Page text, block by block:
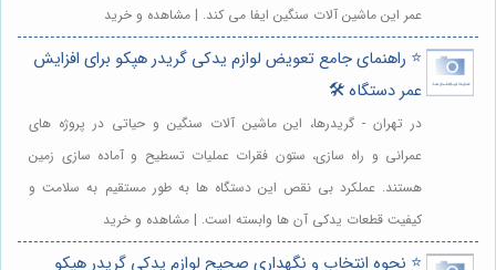
عمر این ماشین آلات سنگین ایفا می کند. | مشاهده و خرید
⭐️ راهنمای جامع تعویض لوازم یدکی گریدر هپکو برای افزایش
عمر دستگاه 🛠️
در تهران - گریدرها، این ماشین آلات سنگین و حیاتی در پروژه های
عمرانی و راه سازی، ستون فقرات عملیات تسطیح و آماده سازی زمین
هستند. عملکرد بی نقص این دستگاه ها به طور مستقیم به سلامت و
کیفیت قطعات یدکی آن ها وابسته است. | مشاهده و خرید
⭐️ نحوه انتخاب و نگهداری صحیح لوازم یدکی گریدر هپکو